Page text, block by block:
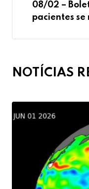
08/02 –
pacientes se
NOTÍCIAS